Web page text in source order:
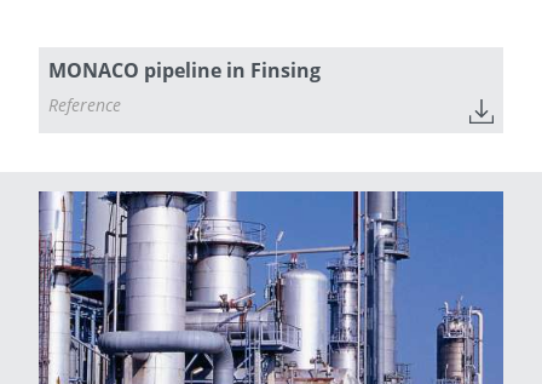
MONACO pipeline in Finsing
Reference